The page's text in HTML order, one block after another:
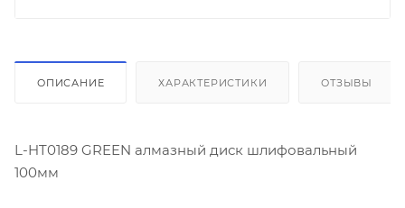
ОПИСАНИЕ ХАРАКТЕРИСТИКИ ОТЗЫВЫ
L-HT0189 GREEN алмазный диск шлифовальный
100мм